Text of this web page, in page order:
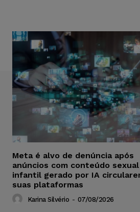
Meta é alvo de denúncia após
anúncios com conteúdo sexual
infantil gerado por IA
suas plataformas
Karina Silvério - 07/08/2026